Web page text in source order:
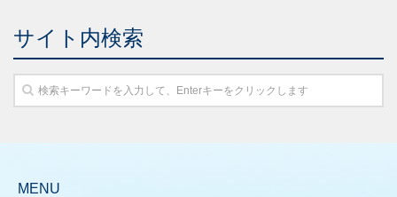
サイト内検索
MENU